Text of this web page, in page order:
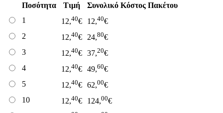
Ποσότητα Τιμή
Συνολικό Κόστος Πακέτου
1
12,40€ 12,40€
2
12,40€ 24,80€
3
12,40€ 37,20€
4
12,40€ 49,60€
5
12,40€ 62,00€
10
12,40€ 124,00€